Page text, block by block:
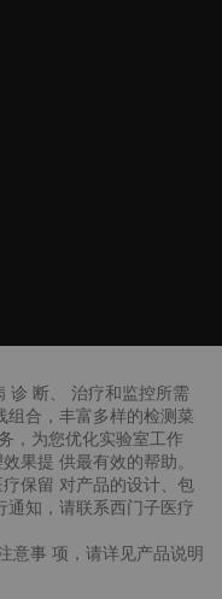
诊 断、 治疗和监控所需
组合，丰富多样的检测菜
，为您优化实验室工作
果提 供最有效的帮助。
保留 对产品的设计、包
通知，请联系西门子医疗
意事 项，请详见产品说明